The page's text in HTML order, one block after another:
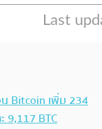
Bitcoin เพิ่ม 234
9,117 BTC